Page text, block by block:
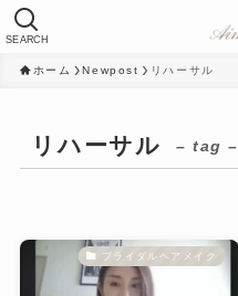
SEARCH
ホーム Newpost リハーサル
リハーサル – tag –
ブライダルヘアメイク